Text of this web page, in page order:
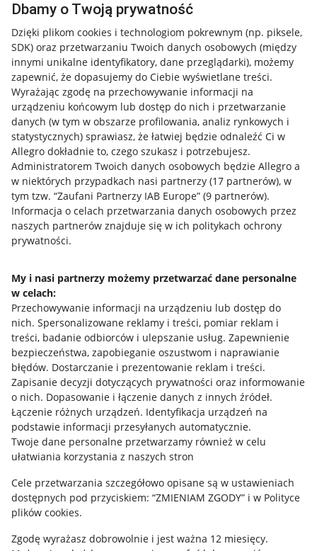
Dbamy o Twoją prywatność
Dzięki plikom cookies i technologiom pokrewnym (np. piksele,
SDK) oraz przetwarzaniu Twoich danych osobowych (między
innymi unikalne identyfikatory, dane przeglądarki), możemy
zapewnić, że dopasujemy do Ciebie wyświetlane treści.
Wyrażając zgodę na przechowywanie informacji na
urządzeniu końcowym lub dostęp do nich i przetwarzanie
danych (w tym w obszarze profilowania, analiz rynkowych i
statystycznych) sprawiasz, że łatwiej będzie odnaleźć Ci w
Allegro dokładnie to, czego szukasz i potrzebujesz.
Administratorem Twoich danych osobowych będzie Allegro a
w niektórych przypadkach nasi partnerzy (17 partnerów), w
tym tzw. “Zaufani Partnerzy IAB Europe” (9 partnerów).
Informacja o celach przetwarzania danych osobowych przez
naszych partnerów znajduje się w ich politykach ochrony
prywatności.
My i nasi partnerzy możemy przetwarzać dane personalne
w celach:
Przechowywanie informacji na urządzeniu lub dostęp do
nich. Spersonalizowane reklamy i treści, pomiar reklam i
treści, badanie odbiorców i ulepszanie usług. Zapewnienie
bezpieczeństwa, zapobieganie oszustwom i naprawianie
błędów. Dostarczanie i prezentowanie reklam i treści.
Zapisanie decyzji dotyczących prywatności oraz informowanie
o nich. Dopasowanie i łączenie danych z innych źródeł.
Łączenie różnych urządzeń. Identyfikacja urządzeń na
podstawie informacji przesyłanych automatycznie.
Twoje dane personalne przetwarzamy również w celu
ułatwiania korzystania z naszych stron
Cele przetwarzania szczegółowo opisane są w ustawieniach
dostępnych pod przyciskiem: “ZMIENIAM ZGODY” i w Polityce
plików cookies.
Zgodę wyrażasz dobrowolnie i jest ważna 12 miesięcy.
Przydatne informacje
Jak to działa
Allegro Gadane dla sprzedających
Allegro Gadane dla kupujących
Mapa miejscowości
Informacje prawne
Regulamin
Polityka plików "cookies"
Ustawienia plików "cookies"
Udostępnianie lokalizacji
Informacje dla Aktu o Usługach Cyfrowych
Pobierz aplikację